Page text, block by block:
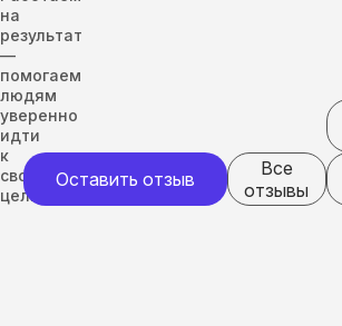
на
результат
—
помогаем
людям
уверенно
идти
к
своим
целям
Оставить отзыв
Все
отзывы